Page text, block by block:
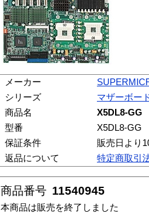
メーカー
シリーズ
マザーボー
商品名
X5DL8-GG
型番
X5DL8-GG
保証条件
販売日より
返品について
特定商取引
商品番号 11540945
本商品は販売を終了しました